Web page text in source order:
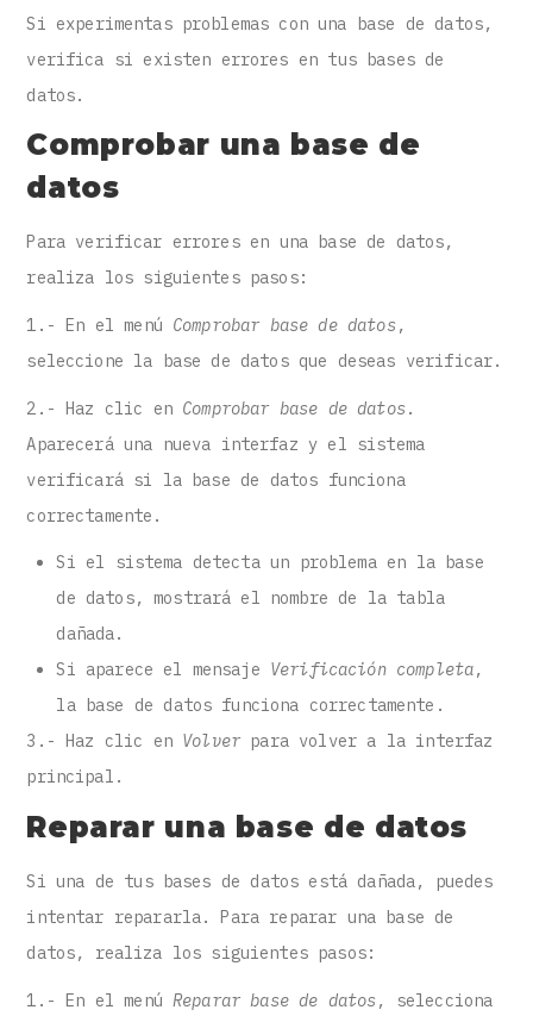
Si experimentas problemas con una base de datos,
verifica si existen errores en tus bases de
datos.
Comprobar una base de
datos
Para verificar errores en una base de datos,
realiza los siguientes pasos:
1.- En el menú Comprobar base de datos,
seleccione la base de datos que deseas verificar.
2.- Haz clic en Comprobar base de datos.
Aparecerá una nueva interfaz y el sistema
verificará si la base de datos funciona
correctamente.
Si el sistema detecta un problema en la base
de datos, mostrará el nombre de la tabla
dañada.
Si aparece el mensaje Verificación completa,
la base de datos funciona correctamente.
3.- Haz clic en Volver para volver a la interfaz
principal.
Reparar una base de datos
Si una de tus bases de datos está dañada, puedes
intentar repararla. Para reparar una base de
datos, realiza los siguientes pasos:
1.- En el menúReparar base de datos, selecciona